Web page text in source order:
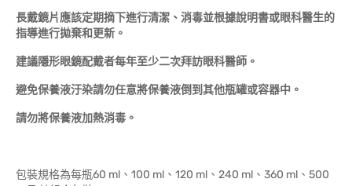
長戴鏡片應該定期摘下進行清潔、消毒並根據說明書或眼科醫生的
指導進行拋棄和更新。
建議隱形眼鏡配戴者每年至少二次拜訪眼科醫師。
避免保養液汙染請勿任意將保養液倒到其他瓶罐或容器中。
請勿將保養液加熱消毒。
包裝規格為每瓶60 ml、100 ml、120 ml、240 ml、360 ml、500